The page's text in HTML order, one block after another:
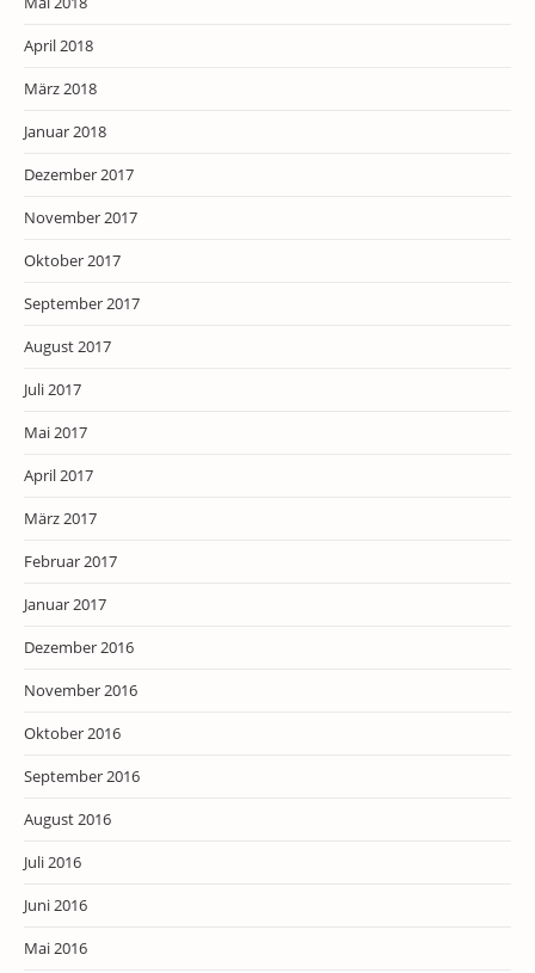
April 2018
März 2018
Januar 2018
Dezember 2017
November 2017
Oktober 2017
September 2017
August 2017
Juli 2017
Mai 2017
April 2017
März 2017
Februar 2017
Januar 2017
Dezember 2016
November 2016
Oktober 2016
September 2016
August 2016
Juli 2016
Juni 2016
Mai 2016